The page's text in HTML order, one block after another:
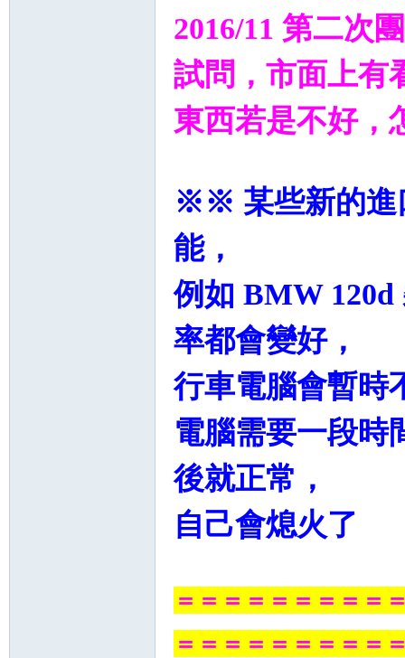
2016/11 第二次
試問，市面上有
東西若是不好，
※※ 某些新的
能，
例如 BMW
率都會變好，
行車電腦會暫時
電腦需要一段時
後就正常，
自己會熄火了
＝＝＝＝＝＝＝＝＝
＝＝＝＝＝＝＝＝＝